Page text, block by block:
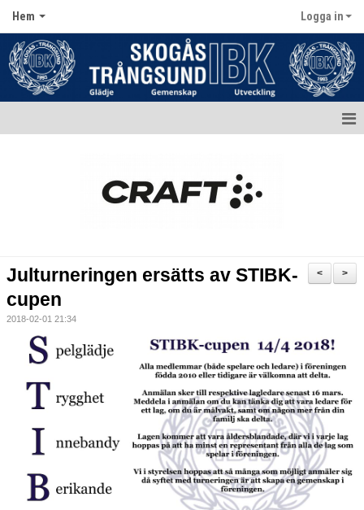
Hem Logga in
Matcher
Bildgalleri
Avgifter
>
<
Julturneringen ersätts av STIBK-
cupen
2018-02-01 21:34